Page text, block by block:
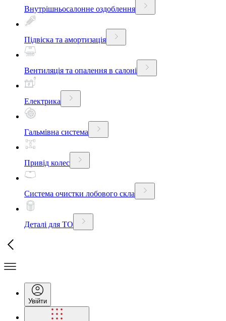
Внутрішньосалонне оздоблення
Підвіска та амортизація
Вентиляція та опалення в салоні
Електрика
Гальмівна система
Привід колес
Система очистки лобового скла
Деталі для ТО
Увійти